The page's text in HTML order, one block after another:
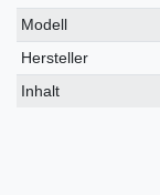
Modell
Hersteller
Inhalt